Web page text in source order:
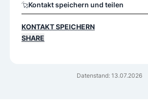
Datenstand: 13.07.2026
Kontakt speichern und teilen
KONTAKT SPEICHERN
SHARE